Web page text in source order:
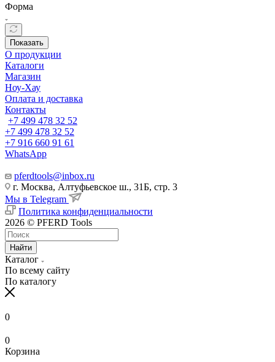
Форма
Показать
О продукции
Каталоги
Магазин
Ноу-Хау
Оплата и доставка
Контакты
+7 499 478 32 52
+7 499 478 32 52
+7 916 660 91 61
WhatsApp
pferdtools@inbox.ru
г. Москва, Алтуфьевское ш., 31Б, стр. 3
Мы в Telegram
Политика конфиденциальности
2026 © PFERD Tools
Найти
Каталог
По всему сайту
По каталогу
0
0
Корзина